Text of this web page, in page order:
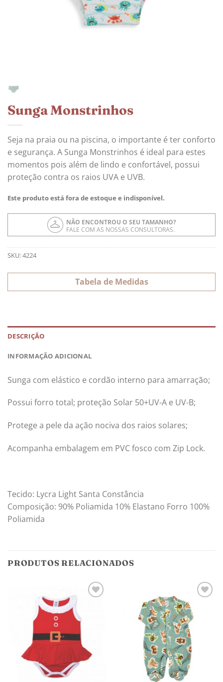
Sunga Monstrinhos
Seja na praia ou na piscina, o importante é ter conforto
e segurança. A Sunga Monstrinhos é ideal para estes
momentos pois além de lindo e confortável, possui
proteção contra os raios UVA e UVB.
Este produto está fora de estoque e indisponível.
NÃO ENCONTROU O SEU TAMANHO?
FALE COM AS NOSSAS CONSULTORAS.
SKU:4224
Tabela de Medidas
DESCRIÇÃO
INFORMAÇÃO ADICIONAL
Sunga com elástico e cordão interno para amarração;
Possui forro total; proteção Solar 50+UV-A e UV-B;
Protege a pele da ação nociva dos raios solares;
Acompanha embalagem em PVC fosco com Zip Lock.
Tecido: Lycra Light Santa Constância
Composição: 90% Poliamida 10% Elastano Forro 100%
Poliamida
PRODUTOS RELACIONADOS
Adicionar
meus
desejos
Adicionar
meus
desejos